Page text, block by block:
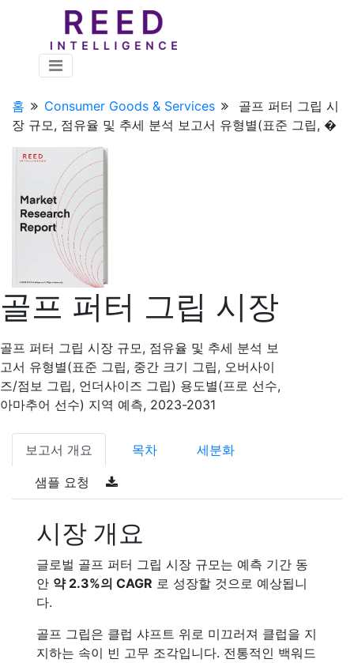
홈 Consumer Goods & Services
골프 퍼터 그립 시
장 규모, 점유율 및 추세 분석 보고서 유형별(표준 그립, �
골프 퍼터 그립 시장
골프 퍼터 그립 시장 규모, 점유율 및 추세 분석 보
고서 유형별(표준 그립, 중간 크기 그립, 오버사이
즈/점보 그립, 언더사이즈 그립) 용도별(프로 선수,
아마추어 선수) 지역 예측, 2023-2031
보고서 개요 목차 세분화
샘플 요청
시장 개요
글로벌 골프 퍼터 그립 시장 규모는 예측 기간 동
안 약 2.3%의 CAGR 로 성장할 것으로 예상됩니
다.
골프 그립은 클럽 샤프트 위로 미끄러져 클럽을 지
지하는 속이 빈 고무 조각입니다. 전통적인 백워드